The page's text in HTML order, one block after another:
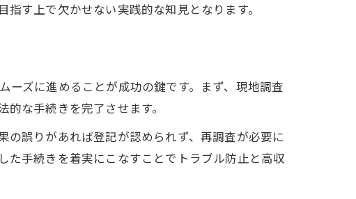
夫
策
分析
す上で欠かせない実践的な知見となります。
ズに進めることが成功の鍵です。まず、現地調査
な手続きを完了させます。
誤りがあれば登記が認められず、再調査が必要に
た手続きを着実にこなすことでトラブル防止と高収